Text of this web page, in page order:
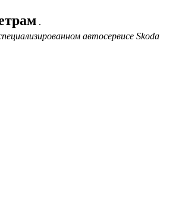
.
автосервисе Skoda